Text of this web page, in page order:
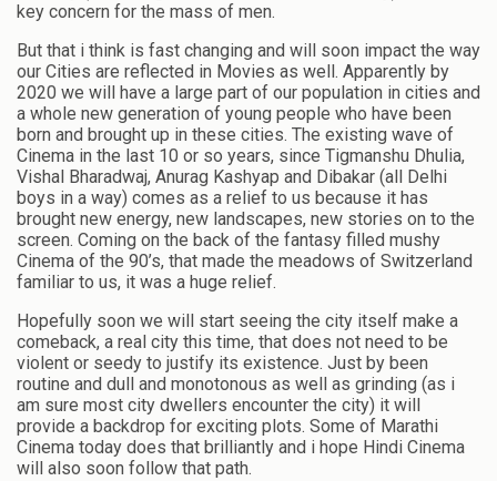
key concern for the mass of men.
But that i think is fast changing and will soon impact the way
our Cities are reflected in Movies as well. Apparently by
2020 we will have a large part of our population in cities and
a whole new generation of young people who have been
born and brought up in these cities. The existing wave of
Cinema in the last 10 or so years, since Tigmanshu Dhulia,
Vishal Bharadwaj, Anurag Kashyap and Dibakar (all Delhi
boys in a way) comes as a relief to us because it has
brought new energy, new landscapes, new stories on to the
screen. Coming on the back of the fantasy filled mushy
Cinema of the 90’s, that made the meadows of Switzerland
familiar to us, it was a huge relief.
Hopefully soon we will start seeing the city itself make a
comeback, a real city this time, that does not need to be
violent or seedy to justify its existence. Just by been
routine and dull and monotonous as well as grinding (as i
am sure most city dwellers encounter the city) it will
provide a backdrop for exciting plots. Some of Marathi
Cinema today does that brilliantly and i hope Hindi Cinema
will also soon follow that path.